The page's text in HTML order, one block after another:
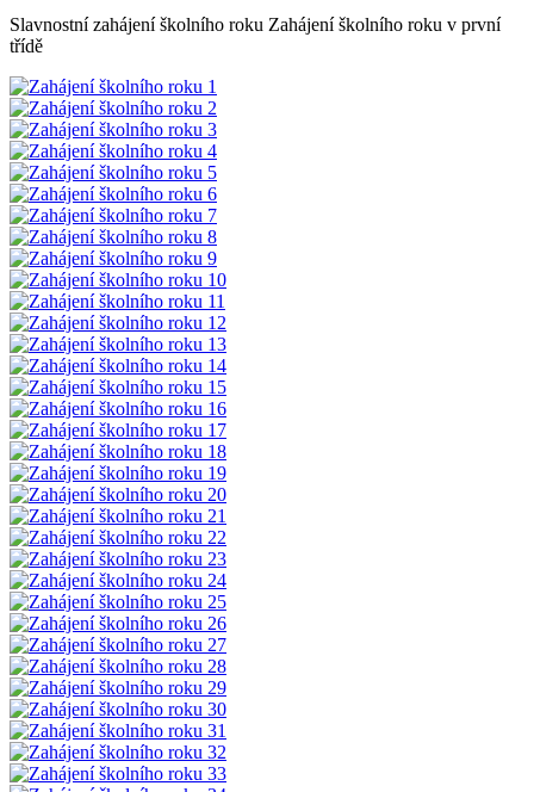
Slavnostní zahájení školního roku Zahájení školního roku v první
třídě